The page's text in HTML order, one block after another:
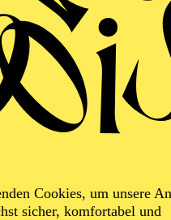
Cookies, um unsere
sicher, komfortabel und
, Konzert- u.